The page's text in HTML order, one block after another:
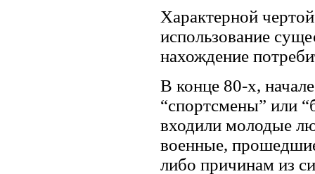
Характерной
использование
нахождение
В конце 80-х,
“спортсмены” или
входили молодые
военные,
либо причинам из